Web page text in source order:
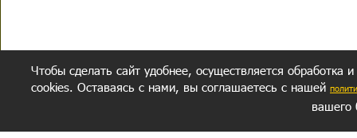
Чтобы сделать сайт удобнее, осуществляется обработка
cookies. Оставаясь с нами, вы соглашаетесь с нашей
вашего